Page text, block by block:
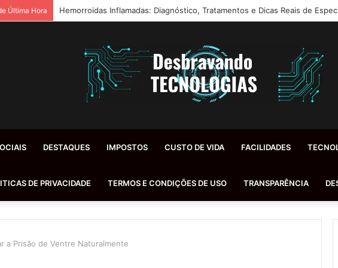
Última Hora Hemorroidas Inflamadas: Diagnóstico, Tratamentos e Dicas Reais de
DESTAQUES IMPOSTOS CUSTO DE VIDA FACILIDADES
DE PRIVACIDADE TERMOS E CONDIÇÕES DE USO TRANSPARÊNCIA
a Prisão de Ventre Naturalmente